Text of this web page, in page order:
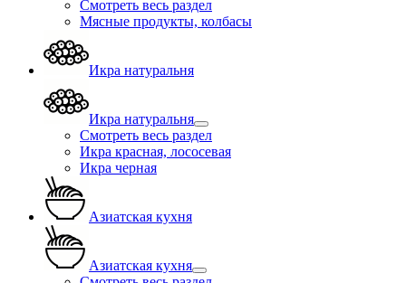
Смотреть весь раздел
Мясные продукты, колбасы
Икра натуральня
Икра натуральня
Смотреть весь раздел
Икра красная, лососевая
Икра черная
Азиатская кухня
Азиатская кухня